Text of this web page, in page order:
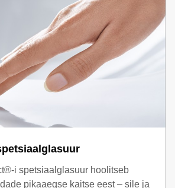
i spetsiaalglasuur hoolitseb
pikaaegse kaitse eest – sile ja